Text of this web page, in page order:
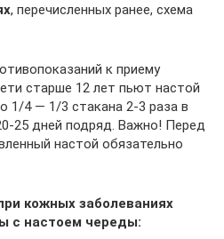
, перечисленных ранее, схема
к приему
старше 12 лет пьют настой
1/4 — 1/3 стакана 2-3 раза в
25 дней подряд. Важно! Перед
настой обязательно
кожных заболеваниях
с настоем череды: